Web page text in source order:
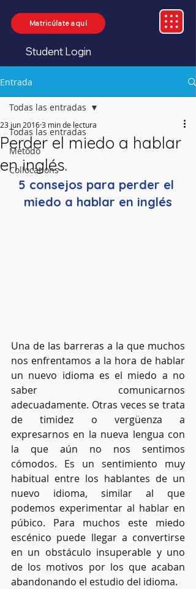
Matricúlate aquí
Student Login
Entrada
Todas las entradas
Método
Collocations
Todas las entradas
Perder el miedo a hablar
en inglés.
23 jun 20163 min de lectura
5 consejos para perder el
miedo a hablar en inglés
Una de las barreras a la que muchos
nos enfrentamos a la hora de hablar
un nuevo idioma es el miedo a no
saber comunicarnos
adecuadamente. Otras veces se trata
de timidez o vergüenza a
expresarnos en la nueva lengua con
la que aún no nos sentimos
cómodos. Es un sentimiento muy
habitual entre los hablantes de un
nuevo idioma, similar al que
podemos experimentar al hablar en
púbico. Para muchos este miedo
escénico puede llegar a convertirse
en un obstáculo insuperable y uno
de los motivos por los que acaban
abandonando el estudio del idioma.